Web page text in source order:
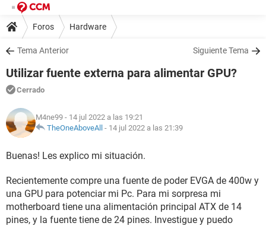
Foros Hardware
Tema Anterior Siguiente Tema
Utilizar fuente externa para alimentar GPU?
Cerrado
M4ne99 - 14 jul 2022 a las 19:21
TheOneAboveAll - 14 jul 2022 a las 21:39
Buenas! Les explico mi situación.
Recientemente compre una fuente de poder EVGA de 400w y
una GPU para potenciar mi Pc. Para mi sorpresa mi
motherboard tiene una alimentación principal ATX de 14
pines, y la fuente tiene de 24 pines. Investigue y puedo